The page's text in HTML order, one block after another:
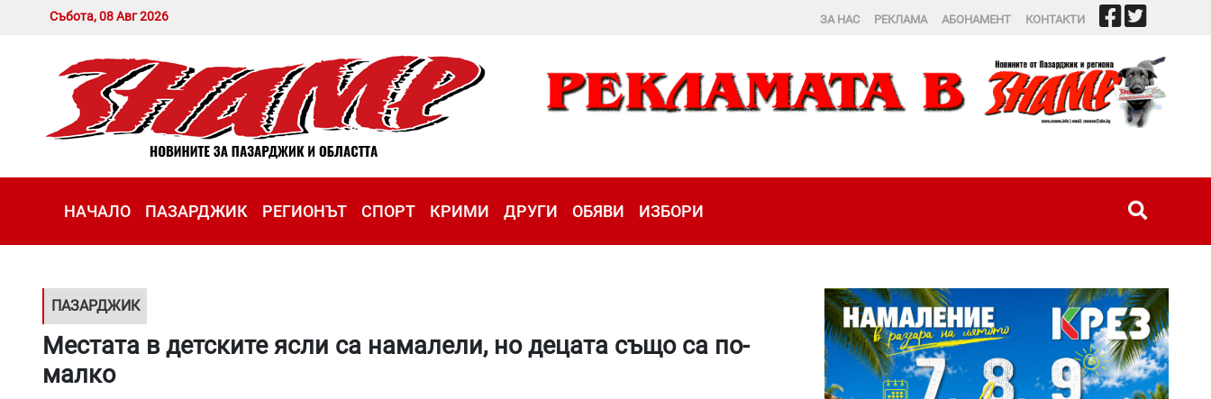
Събота, 08 Авг 2026 ЗА НАС РЕКЛАМА АБОНАМЕНТ КОНТАКТИ
НАЧАЛО ПАЗАРДЖИК РЕГИОНЪТ СПОРТ КРИМИ ДРУГИ ОБЯВИ ИЗБОРИ
ПАЗАРДЖИК
Местата в детските ясли са намалели, но децата също са по-
малко